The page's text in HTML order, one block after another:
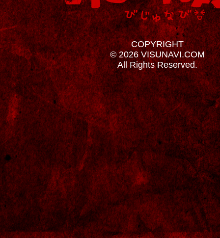
COPYRIGHT
© 2026 VISUNAVI.COM
All Rights Reserved.